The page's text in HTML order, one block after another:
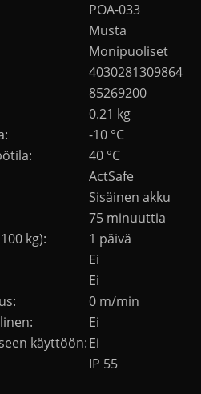
POA-033
Musta
Monipuoliset
4030281309864
85269200
0.21 kg
-10 °C
40 °C
ActSafe
Sisäinen akku
75 minuuttia
kg):
1 päivä
Ei
Ei
0 m/min
Ei
käyttöön:Ei
IP 55